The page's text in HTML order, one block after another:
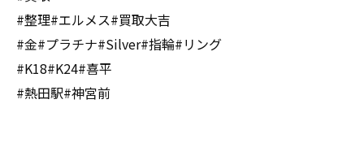
#整理#エルメス#買取大吉
#金#プラチナ#Silver#指輪#リング
#K18#K24#喜平
#熱田駅#神宮前